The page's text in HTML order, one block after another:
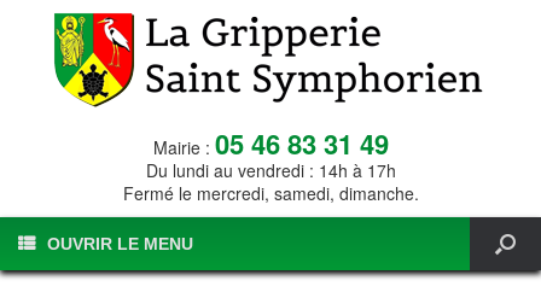
Mairie : 05 46 83 31 49
Du lundi au vendredi : 14h à 17h
Fermé le mercredi, samedi, dimanche.
OUVRIR LE MENU